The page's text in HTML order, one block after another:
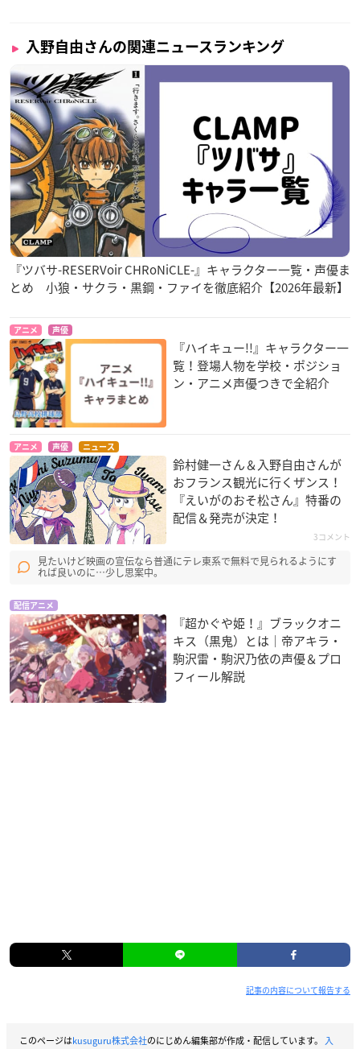
入野自由さんの関連ニュースランキング
『ツバサ-RESERVoir CHRoNiCLE-』キャラクター一覧・声優ま
とめ 小狼・サクラ・黒鋼・ファイを徹底紹介【2026年最新】
アニメ 声優
『ハイキュー!!』キャラクター一
覧！登場人物を学校・ポジショ
ン・アニメ声優つきで全紹介
アニメ 声優 ニュース
鈴村健一さん＆入野自由さんが
おフランス観光に行くザンス！
『えいがのおそ松さん』特番の
配信＆発売が決定！
3コメント
見たいけど映画の宣伝なら普通にテレ東系で無料で見られるようにす
れば良いのに…少し思案中。
配信アニメ
『超かぐや姫！』ブラックオニ
キス（黒鬼）とは｜帝アキラ・
駒沢雷・駒沢乃依の声優＆プロ
フィール解説
記事の内容について報告する
このページはkusuguru株式会社のにじめん編集部が作成・配信しています。 入